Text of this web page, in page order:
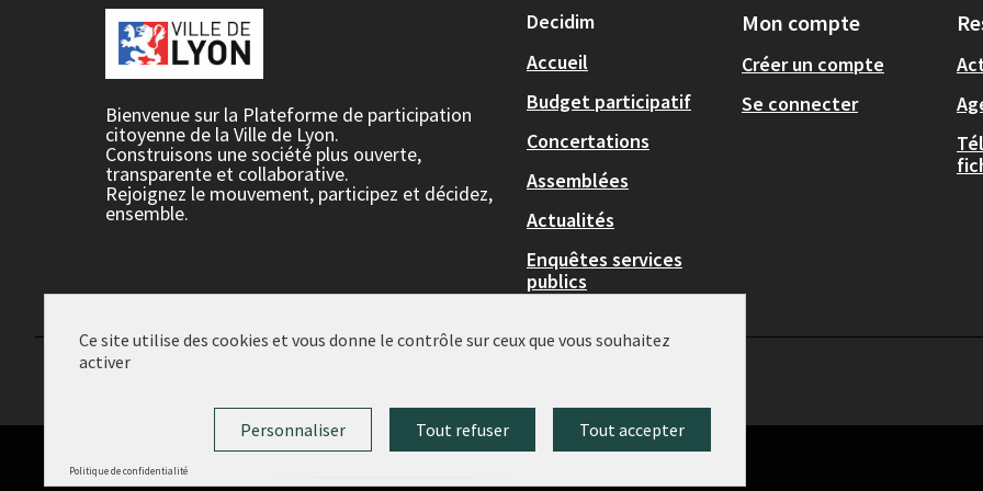
Bienvenue sur la Plateforme de participation
citoyenne de la Ville de Lyon.
Construisons une société plus ouverte,
transparente et collaborative.
Rejoignez le mouvement, participez et décidez,
ensemble.
Decidim
Accueil
Budget participatif
Concertations
Assemblées
Actualités
Enquêtes services
publics
Mon compte
Créer un compte
Se connecter
Ce site utilise des cookies et vous donne le contrôle sur ceux que vous souhaitez
activer
Tout accepter
Tout refuser
Personnaliser
Politique de confidentialité